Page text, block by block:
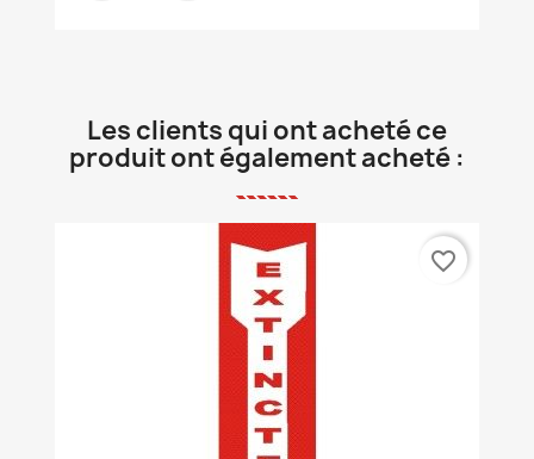
Les clients qui ont acheté ce
produit ont également acheté :
favorite_border